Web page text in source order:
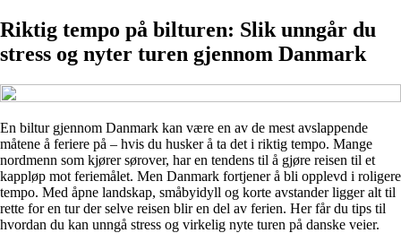
Riktig tempo på bilturen: Slik unngår du
stress og nyter turen gjennom Danmark
En biltur gjennom Danmark kan være en av de mest avslappende
måtene å feriere på – hvis du husker å ta det i riktig tempo. Mange
nordmenn som kjører sørover, har en tendens til å gjøre reisen til et
kappløp mot feriemålet. Men Danmark fortjener å bli opplevd i roligere
tempo. Med åpne landskap, småbyidyll og korte avstander ligger alt til
rette for en tur der selve reisen blir en del av ferien. Her får du tips til
hvordan du kan unngå stress og virkelig nyte turen på danske veier.